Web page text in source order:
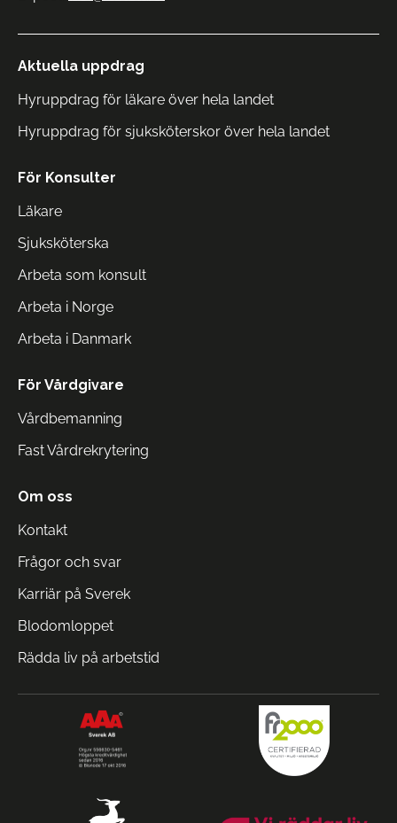
Aktuella uppdrag
Hyruppdrag för läkare över hela landet
Hyruppdrag för sjuksköterskor över hela landet
För Konsulter
Läkare
Sjuksköterska
Arbeta som konsult
Arbeta i Norge
Arbeta i Danmark
För Vårdgivare
Vårdbemanning
Fast Vårdrekrytering
Om oss
Kontakt
Frågor och svar
Karriär på Sverek
Blodomloppet
Rädda liv på arbetstid